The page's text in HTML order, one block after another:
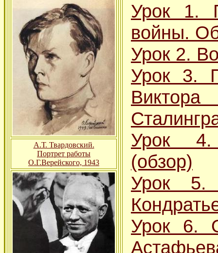
А.Т. Твардовский.
Портрет работы
О.Г.Верейского, 1943
Урок 1.
войны.
Урок 2.
Урок 3.
Урок 4.
(обзор)
Урок 5.
Урок 6.